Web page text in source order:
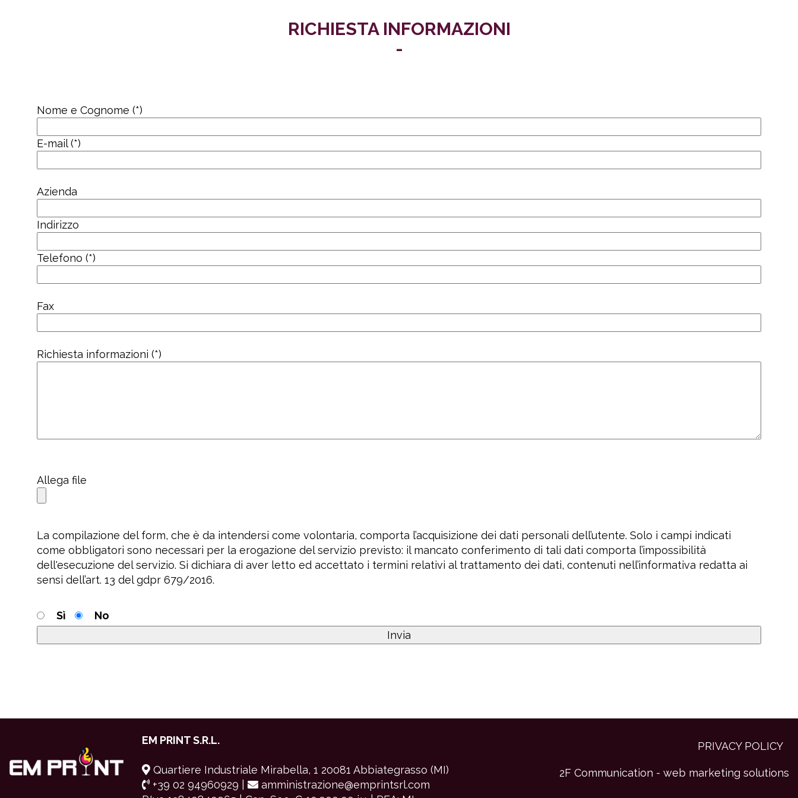
RICHIESTA INFORMAZIONI
-
Nome e Cognome (*)
E-mail (*)
Azienda
Indirizzo
Telefono (*)
Fax
Richiesta informazioni (*)
Allega file
La compilazione del form, che è da intendersi come volontaria, comporta l’acquisizione dei dati personali dell’utente. Solo i campi indicati
come obbligatori sono necessari per la erogazione del servizio previsto: il mancato conferimento di tali dati comporta l’impossibilità
dell'esecuzione del servizio. Si dichiara di aver letto ed accettato i termini relativi al trattamento dei dati, contenuti nell’informativa redatta ai
sensi dell’art. 13 del gdpr 679/2016.
Sì No
EM PRINT S.R.L.
Quartiere Industriale Mirabella, 1 20081 Abbiategrasso (MI)
+39 02 94960929 |
amministrazione@emprintsrl.com
PRIVACY POLICY
2F Communication - web marketing solutions